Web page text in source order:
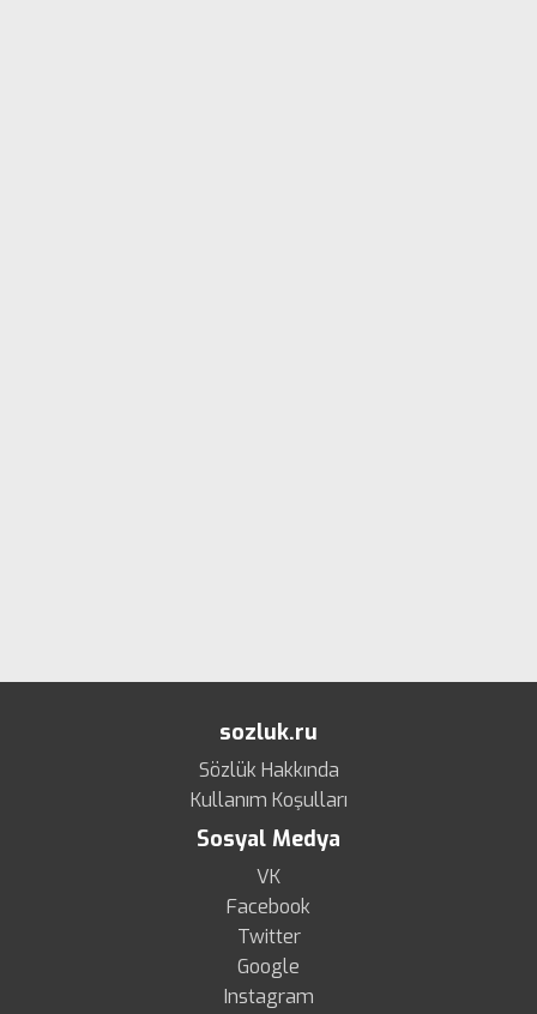
sozluk.ru
Sözlük Hakkında
Kullanım Koşulları
Sosyal Medya
VK
Facebook
Twitter
Google
Instagram